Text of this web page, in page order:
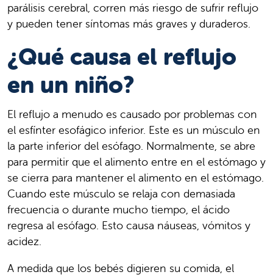
parálisis cerebral, corren más riesgo de sufrir reflujo
y pueden tener síntomas más graves y duraderos.
¿Qué causa el reflujo
en un niño?
El reflujo a menudo es causado por problemas con
el esfínter esofágico inferior. Este es un músculo en
la parte inferior del esófago. Normalmente, se abre
para permitir que el alimento entre en el estómago y
se cierra para mantener el alimento en el estómago.
Cuando este músculo se relaja con demasiada
frecuencia o durante mucho tiempo, el ácido
regresa al esófago. Esto causa náuseas, vómitos y
acidez.
A medida que los bebés digieren su comida, el